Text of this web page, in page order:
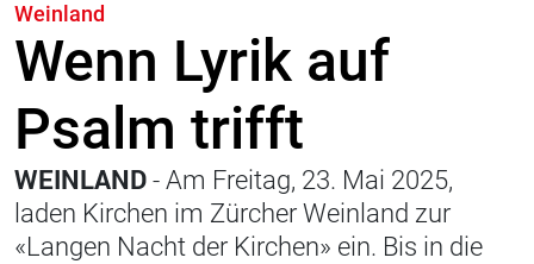
Weinland
Wenn Lyrik auf
Psalm trifft
WEINLAND - Am Freitag, 23. Mai 2025,
laden Kirchen im Zürcher Weinland zur
«Langen Nacht der Kirchen» ein. Bis in die